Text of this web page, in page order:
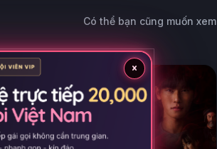
Có thể bạn cũng muốn xem
×